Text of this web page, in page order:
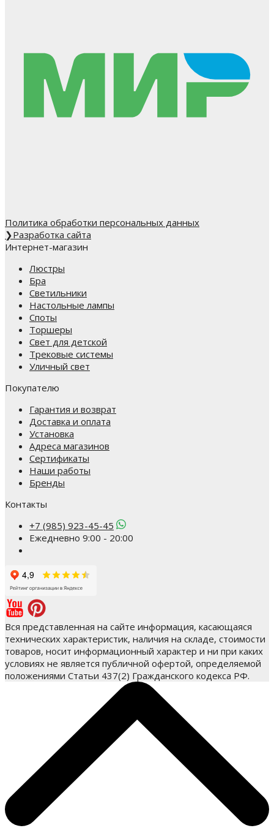
Политика обработки персональных данных
❯Разработка сайта
Интернет-магазин
Люстры
Бра
Светильники
Настольные лампы
Споты
Торшеры
Свет для детской
Трековые системы
Уличный свет
Покупателю
Гарантия и возврат
Доставка и оплата
Установка
Адреса магазинов
Сертификаты
Наши работы
Бренды
Контакты
+7 (985) 923-45-45
Ежедневно 9:00 - 20:00
Вся представленная на сайте информация, касающаяся
технических характеристик, наличия на складе, стоимости
товаров, носит информационный характер и ни при каких
условиях не является публичной офертой, определяемой
положениями Статьи 437(2) Гражданского кодекса РФ.